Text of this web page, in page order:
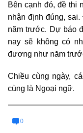
Bên cạnh đó, đề thi
nhận định đúng,
năm trước. Dự báo
nay sẽ không có
đương như năm
Chiều cùng ngày,
cùng là Ngoại ngữ.
0